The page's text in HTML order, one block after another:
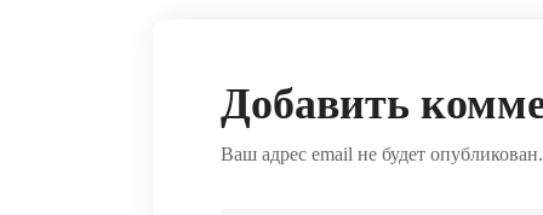
Добавить
Ваш адрес email не будет опубликован.